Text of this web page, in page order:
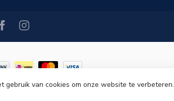
byLightspeed -Lightspeed designbyDyvelopment
van cookies om onze website te verbeteren.